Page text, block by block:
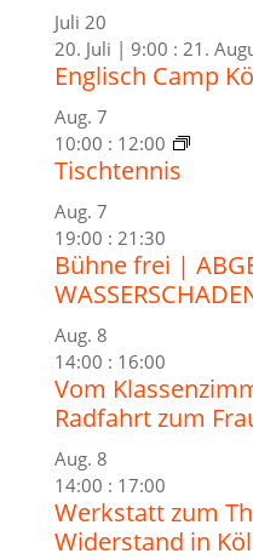
Juli 20
20. Juli | 9:00 : 21.
Englisch Camp
Aug. 7
10:00 : 12:00
Tischtennis
Aug. 7
19:00 : 21:30
Bühne frei |
Aug. 8
14:00 : 16:00
Vom
Radfahrt zum
Aug. 8
14:00 : 17:00
Werkstatt zum
Widerstand in